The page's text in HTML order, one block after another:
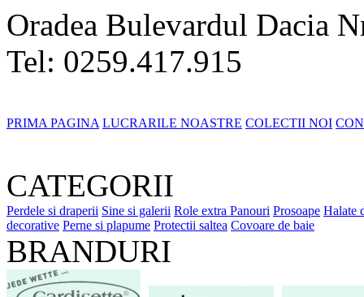
Oradea Bulevardul Dacia
Tel: 0259.417.915
PRIMA PAGINA LUCRARILE NOASTRE COLECTII NOI
CATEGORII
Perdele si draperii Sine si galerii Role extra Panouri Prosoape Halate
decorative Perne si plapume Protectii saltea Covoare de baie
BRANDURI